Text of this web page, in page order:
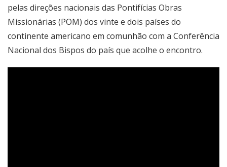
pelas direções nacionais das Pontifícias Obras
Missionárias (POM) dos vinte e dois países do
continente americano em comunhão com a Conferência
Nacional dos Bispos do país que acolhe o encontro.